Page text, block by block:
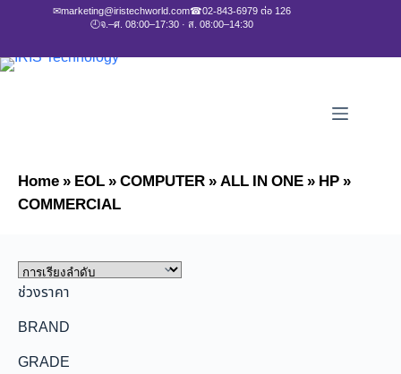
✉marketing@iristechworld.com☎02-843-6979 ต่อ 126
🕘จ.–ศ. 08:00–17:30 · ส. 08:00–14:30
Home»EOL»COMPUTER»ALL IN ONE»HP»
COMMERCIAL
ช่วงราคา
BRAND
GRADE